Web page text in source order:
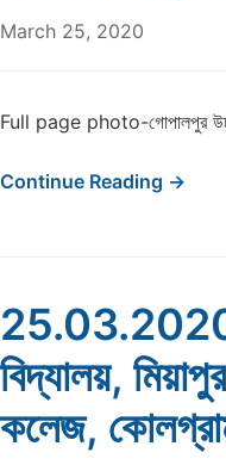
March 25, 2020
Full page photo-গোপালপুর উচ্চ
Continue Reading →
25.03.2020-
বিদ্যালয়,
কলেজ,